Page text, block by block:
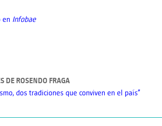
en Infobae
DE ROSENDO FRAGA
dos tradiciones que conviven en el país”